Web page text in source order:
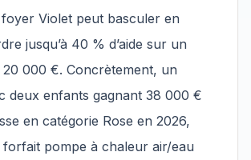
Violet peut basculer en
jusqu’à 40 % d’aide sur un
000 €. Concrètement, un
deux enfants gagnant 38 000 €
en catégorie Rose en 2026,
pompe à chaleur air/eau